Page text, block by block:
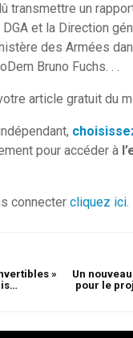
transmettre un
et la Direction
des Armées
Bruno Fuchs. . .
article gratuit du
pour accéder à
connecter cliquez ici.
»
Un
pour le